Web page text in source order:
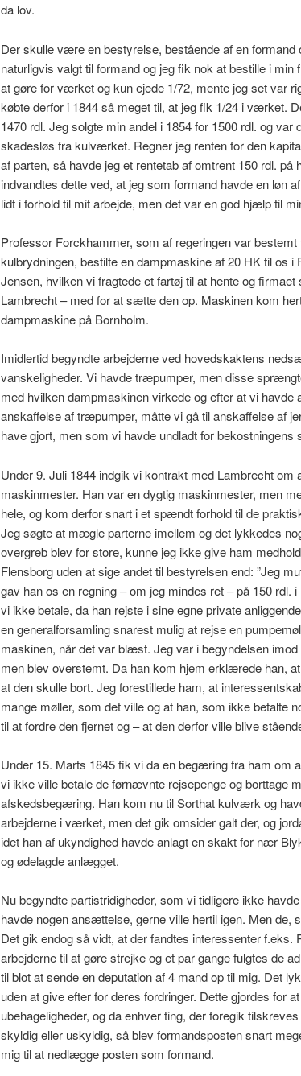
da lov.
Der skulle være en bestyrelse, bestående af en formand
naturligvis valgt til formand og jeg fik nok at bestille i min
at gøre for værket og kun ejede 1/72, mente jeg set var
købte derfor i 1844 så meget til, at jeg fik 1/24 i værket.
1470 rdl. Jeg solgte min andel i 1854 for 1500 rdl. og
skadesløs fra kulværket. Regner jeg renten for den
af parten, så havde jeg et rentetab af omtrent 150 rdl. på
indvandtes dette ved, at jeg som formand havde en løn
lidt i forhold til mit arbejde, men det var en god hjælp til
Professor Forckhammer, som af regeringen var
kulbrydningen, bestilte en dampmaskine af 20 HK til os
Jensen, hvilken vi fragtede et fartøj til at hente og
Lambrecht – med for at sætte den op. Maskinen kom
dampmaskine på Bornholm.
Imidlertid begyndte arbejderne ved hovedskaktens
vanskeligheder. Vi havde træpumper, men disse
med hvilken dampmaskinen virkede og efter at vi havde
anskaffelse af træpumper, måtte vi gå til anskaffelse af
have gjort, men som vi havde undladt for bekostningens
Under 9. Juli 1844 indgik vi kontrakt med Lambrecht
maskinmester. Han var en dygtig maskinmester, men
hele, og kom derfor snart i et spændt forhold til de
Jeg søgte at mægle parterne imellem og det lykkedes
overgreb blev for store, kunne jeg ikke give ham
Flensborg uden at sige andet til bestyrelsen end: ”Jeg
gav han os en regning – om jeg mindes ret – på 150 rdl.
vi ikke betale, da han rejste i sine egne private
en generalforsamling snarest mulig at rejse en
maskinen, når det var blæst. Jeg var i begyndelsen
men blev overstemt. Da han kom hjem erklærede han,
at den skulle bort. Jeg forestillede ham, at
mange møller, som det ville og at han, som ikke betalte
til at fordre den fjernet og – at den derfor ville blive
Under 15. Marts 1845 fik vi da en begæring fra ham om
vi ikke ville betale de førnævnte rejsepenge og borttage
afskedsbegæring. Han kom nu til Sorthat kulværk og
arbejderne i værket, men det gik omsider galt der, og
idet han af ukyndighed havde anlagt en skakt for nær
og ødelagde anlægget.
Nu begyndte partistridigheder, som vi tidligere ikke
havde nogen ansættelse, gerne ville hertil igen. Men de,
Det gik endog så vidt, at der fandtes interessenter f.eks.
arbejderne til at gøre strejke og et par gange fulgtes de
til blot at sende en deputation af 4 mand op til mig. Det
uden at give efter for deres fordringer. Dette gjordes for
ubehageligheder, og da enhver ting, der foregik
skyldig eller uskyldig, så blev formandsposten snart
mig til at nedlægge posten som formand.